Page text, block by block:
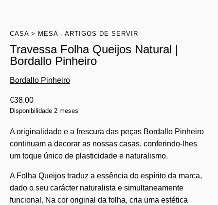
CASA MESA - ARTIGOS DE SERVIR
Travessa Folha Queijos Natural |
Bordallo Pinheiro
Bordallo Pinheiro
€38.00
Disponibilidade 2 meses
A originalidade e a frescura das peças Bordallo Pinheiro
continuam a decorar as nossas casas, conferindo-lhes
um toque único de plasticidade e naturalismo.
A Folha Queijos traduz a essência do espírito da marca,
dado o seu carácter naturalista e simultaneamente
funcional. Na cor original da folha, cria uma estética